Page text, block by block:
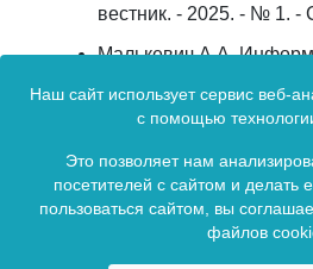
вестник. - 2025. - № 1. -
Малькевич А.А.
информационное
школа связей с
№ 25. - С. 156-171.
Наш сайт использует сервис веб-
с помощью
Это позволяет нам
посетителей с сайтом и делать
пользоваться сайтом, вы
файлов